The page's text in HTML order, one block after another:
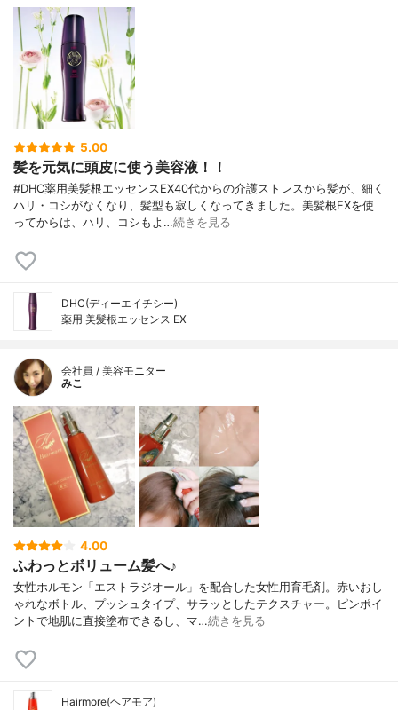
5.00
髪を元気に頭皮に使う美容液！！
#DHC薬用美髪根エッセンスEX40代からの介護ストレスから髪が、細く
ハリ・コシがなくなり、髪型も寂しくなってきました。美髪根EXを使
ってからは、ハリ、コシもよ…続きを見る
DHC(ディーエイチシー)
薬用 美髪根エッセンス EX
会社員 / 美容モニター
みこ
4.00
ふわっとボリューム髪へ♪
女性ホルモン「エストラジオール」を配合した女性用育毛剤。赤いおし
ゃれなボトル、プッシュタイプ、サラッとしたテクスチャー。ピンポイ
ントで地肌に直接塗布できるし、マ…続きを見る
Hairmore(ヘアモア)